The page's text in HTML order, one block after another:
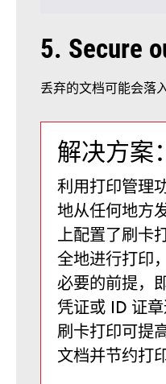
5. Secure
丢弃的文档可能会落
解决方案：
利用打印管理
地从任何地方
上配置了刷卡
全地进行打印
必要的前提，
凭证或 ID 证
刷卡打印可提
文档并节约打